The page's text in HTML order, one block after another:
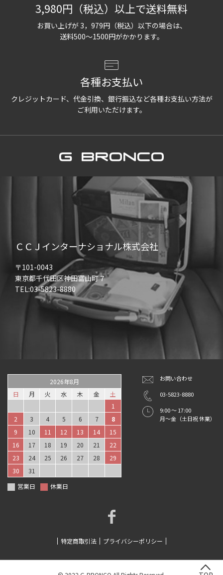
3,980円（税込）以上で送料無料
お買い上げが 3，979円（税込）以下の場合は、
送料500〜1500円がかかります。
各種お支払い
クレジットカード、代金引換、銀行振込など各種お支払い方法が
ご利用いただけます。
ＣＣＪインターナショナル株式会社
〒101-0043
東京都千代田区神田富山町７
TEL:03-5823-8880
2026年8月
日
月 火 水 木 金
土
1
2
3 4 5 6 7
8
9
10 11 12 13 14
15
16
17 18 19 20 21
22
23
24 25 26 27 28
29
30
31
営業日
休業日
お問い合わせ
03-5823-8880
9:00 ～ 17:00
月～金（土日祝 休業）
特定商取引法 プライバシーポリシー